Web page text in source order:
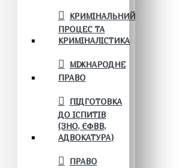
КРИМІНАЛЬНИЙ
ПРОЦЕС ТА
КРИМІНАЛІСТИКА
МІЖНАРОДНЕ
ПРАВО
ПІДГОТОВКА
ДО ІСПИТІВ
(ЗНО, ЄФВВ,
АДВОКАТУРА)
ПРАВО